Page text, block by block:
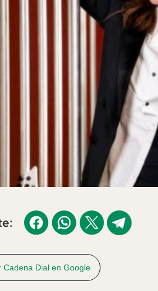
Cadena Dial en Google